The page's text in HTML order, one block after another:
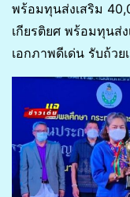
พร้อมทุนส่งเสริม
เกียรติยศ พร้อมทุนส่
เอกภาพดีเด่น รับถ้ว